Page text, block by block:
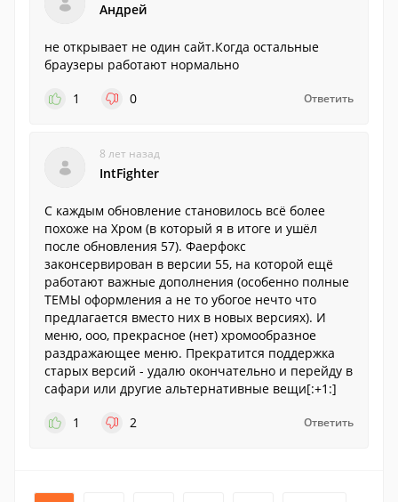
Андрей
не открывает не один сайт.Когда остальные
браузеры работают нормально
1
0 Ответить
8 лет назад
IntFighter
С каждым обновление становилось всё более
похоже на Хром (в который я в итоге и ушёл
после обновления 57). Фаерфокс
законсервирован в версии 55, на которой ещё
работают важные дополнения (особенно полные
ТЕМЫ оформления а не то убогое нечто что
предлагается вместо них в новых версиях). И
меню, ооо, прекрасное (нет) хромообразное
раздражающее меню. Прекратится поддержка
старых версий - удалю окончательно и перейду в
сафари или другие альтернативные вещи[:+1:]
1
2 Ответить